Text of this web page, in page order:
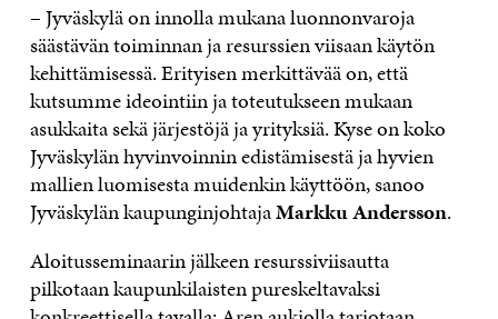
– Jyväskylä on innolla mukana luonnonvaroja
säästävän toiminnan ja resurssien viisaan käytön
kehittämisessä. Erityisen merkittävää on, että
kutsumme ideointiin ja toteutukseen mukaan
asukkaita sekä järjestöjä ja yrityksiä. Kyse on koko
Jyväskylän hyvinvoinnin edistämisestä ja hyvien
mallien luomisesta muidenkin käyttöön, sanoo
Jyväskylän kaupunginjohtajaMarkku Andersson.
Aloitusseminaarin jälkeen resurssiviisautta
pilkotaan kaupunkilaisten pureskeltavaksi